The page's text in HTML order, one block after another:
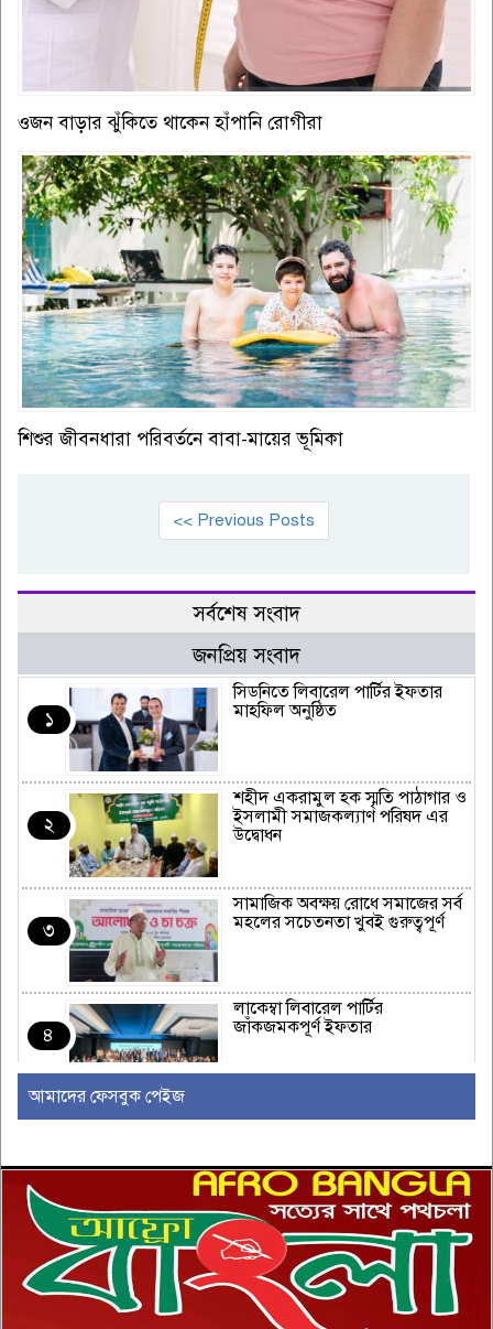
ওজন বাড়ার ঝুঁকিতে থাকেন হাঁপানি রোগীরা
শিশুর জীবনধারা পরিবর্তনে বাবা-মায়ের ভূমিকা
<< Previous Posts
সর্বশেষ সংবাদ
জনপ্রিয় সংবাদ
১
সিডনিতে লিবারেল পার্টির ইফতার
মাহফিল অনুষ্ঠিত
২
শহীদ একরামুল হক স্মৃতি পাঠাগার ও
ইসলামী সমাজকল্যাণ পরিষদ এর
উদ্বোধন
৩
সামাজিক অবক্ষয় রোধে সমাজের সর্ব
মহলের সচেতনতা খুবই গুরুত্বপূর্ণ
৪
লাকেম্বা লিবারেল পার্টির
জাঁকজমকপূর্ণ ইফতার
অস্ট্রেলিয়ার রিয়েল এস্টেট এবং
৬
ইউরোপীয় ইউনিয়নভুক্ত রাষ্ট্রদূতদের
সঙ্গে জামায়াতে আমিরের বৈঠক
আমাদের ফেসবুক পেইজ